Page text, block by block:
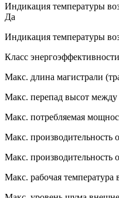
Индикация температуры
Да
Индикация температуры
Класс энергоэффективности
Макс. длина магистрали
Макс. перепад высот
Макс. потребляемая
Макс. производительность
Макс. производительность
Макс. рабочая температура